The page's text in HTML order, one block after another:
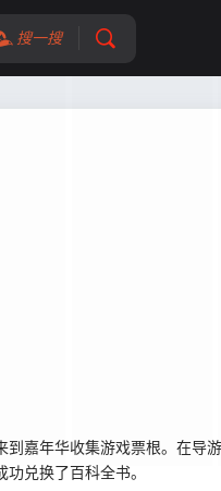
搜一搜
嘉年华收集游戏票根。在导
功兑换了百科全书。